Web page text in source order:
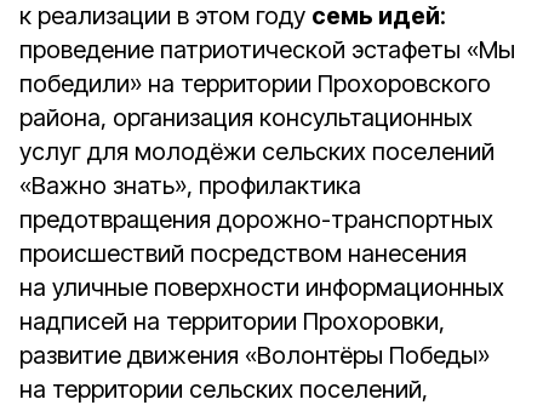
к реализации в этом году семь идей:
проведение патриотической эстафеты «Мы
победили» на территории Прохоровского
района, организация консультационных
услуг для молодёжи сельских поселений
«Важно знать», профилактика
предотвращения дорожно-транспортных
происшествий посредством нанесения
на уличные поверхности информационных
надписей на территории Прохоровки,
развитие движения «Волонтёры Победы»
на территории сельских поселений,